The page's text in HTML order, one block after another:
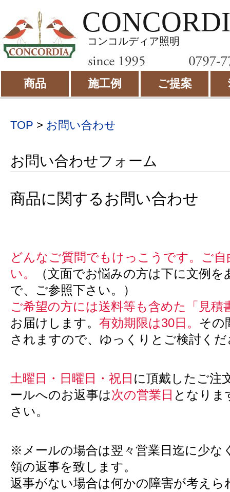
コンコルディア照明
商品 施工例 ご提案
TOP > お問い合わせ
お問い合わせフォーム
商品に関するお問い合わせ
どんなご質問でもけっこうです。ご
い。
（文面でお悩みの方は下に文例
で、ご参照下さい。）
ご希望の方には送料等も含めた「見積
お届けします。 有効期限は30日。 その
されますので、ゆっくりとご検討く
土曜日・日曜日・祝日 に頂戴したご注
ールへのお返事は次の営業日 となりま
さい。
※メールの場合は翌々営業日迄に少な
領の返事を致します。
返事がない場合は何かの障害が考えら